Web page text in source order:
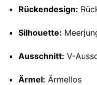
Rückendesign:
Silhouette:
Ausschnitt: V-
Ärmel: Ärmellos